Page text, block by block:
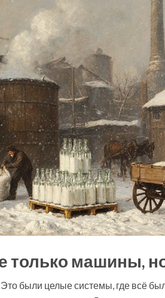
только машины,
были целые системы, где всё